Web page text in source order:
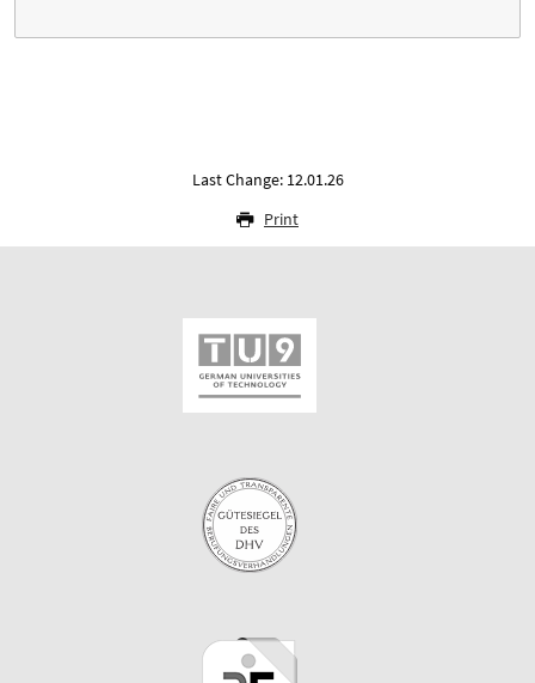
Last Change: 12.01.26
Print